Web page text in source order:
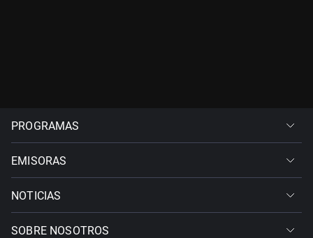
PROGRAMAS
EMISORAS
NOTICIAS
SOBRE NOSOTROS